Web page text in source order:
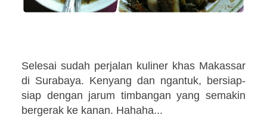
Selesai sudah perjalan kuliner khas Makassar
di Surabaya. Kenyang dan ngantuk, bersiap-
siap dengan jarum timbangan yang semakin
bergerak ke kanan. Hahaha...